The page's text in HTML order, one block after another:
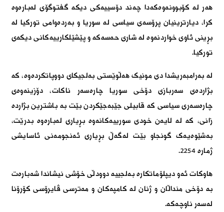
ھەر لە کۆبوونەوەکەدا چەند دۆسییەکی دیکە گفتوگۆی لەبارەوە
کرا، دیارترینیان پرۆسەی سیاسی لە سوریا و بەردەوامی تورکیا لە
بڕینی ئاوی خواردنەوە لە شاری حەسەکە و پێشێلکارییەکانی دیکەی
تورکیا.
لە بەرامبەریشدا دی مونیک ھەڵوێستی بەلجیکای دووپاتکردەوە، کە
بژاردەی سەربازی دۆخی سوریا چارەسەر ناکات، دۆزینەوەی
چارەسەری سیاسی کە قابیلی جێبەجێکردن بێت بە باشترین بژاردە
زانی، کە لە لایەن خودی سورییەکانەوە بڕیاری لەبارەوە بدرێت،
بەشێوەیەک گونجاو بێت لەگەڵ بڕیاری ئەنجومەنی ئاسایشی
ژمارە ٢٢٥٤.
ھاوکات ئەو دیپلۆماتکارە بەلجییە دوودڵی خۆشی نیشاندا شەبارەت
بە دۆخی منداڵان و ژنان لە کامپەکان و مەترسی ڤایرۆسی کۆرۆنا
لەسەر ناوچەکە.